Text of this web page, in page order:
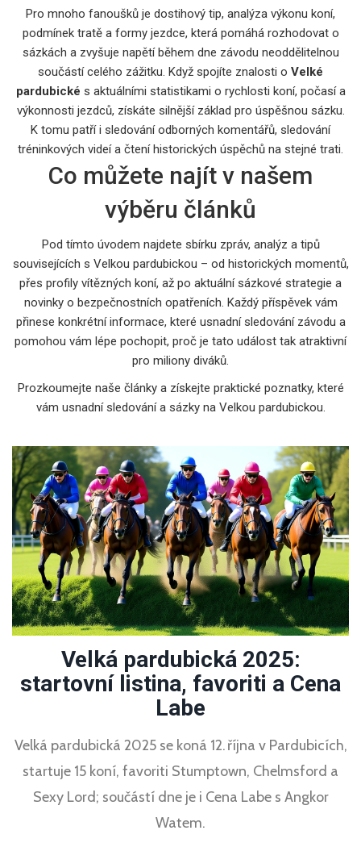
Pro mnoho fanoušků je dostihový tip, analýza výkonu koní,
podmínek tratě a formy jezdce, která pomáhá rozhodovat o
sázkách a zvyšuje napětí během dne závodu neoddělitelnou
součástí celého zážitku. Když spojíte znalosti o Velké
pardubické s aktuálními statistikami o rychlosti koní, počasí a
výkonnosti jezdců, získáte silnější základ pro úspěšnou sázku.
K tomu patří i sledování odborných komentářů, sledování
tréninkových videí a čtení historických úspěchů na stejné trati.
Co můžete najít v našem
výběru článků
Pod tímto úvodem najdete sbírku zpráv, analýz a tipů
souvisejících s Velkou pardubickou – od historických momentů,
přes profily vítězných koní, až po aktuální sázkové strategie a
novinky o bezpečnostních opatřeních. Každý příspěvek vám
přinese konkrétní informace, které usnadní sledování závodu a
pomohou vám lépe pochopit, proč je tato událost tak atraktivní
pro miliony diváků.
Prozkoumejte naše články a získejte praktické poznatky, které
vám usnadní sledování a sázky na Velkou pardubickou.
Velká pardubická 2025:
startovní listina, favoriti a Cena
Labe
Velká pardubická 2025 se koná 12. října v Pardubicích,
startuje 15 koní, favoriti Stumptown, Chelmsford a
Sexy Lord; součástí dne je i Cena Labe s Angkor
Watem.